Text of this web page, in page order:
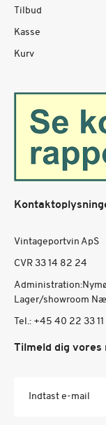
Tilbud
Kasse
Kurv
Vintageportvin ApS
CVR 33 14 82 24
Lager/showroom
Tel.: +45 40 22 33 11
Tilmeld dig vores
Indtast e-mail